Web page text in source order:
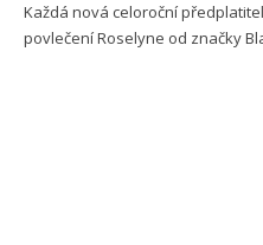
Každá nová celoroční
povlečení Roselyne od značky